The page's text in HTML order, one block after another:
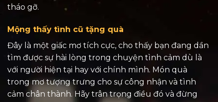
tháo gỡ.
Mộng thấy tình cũ tặng quà
Đây là một giấc mơ tích cực, cho thấy bạn đang dần
tìm được sự hài lòng trong chuyện tình cảm dù là
với người hiện tại hay với chính mình. Món quà
trong mơ tượng trưng cho sự công nhận và tình
cảm chân thành. Hãy trân trọng điều đó và đừng